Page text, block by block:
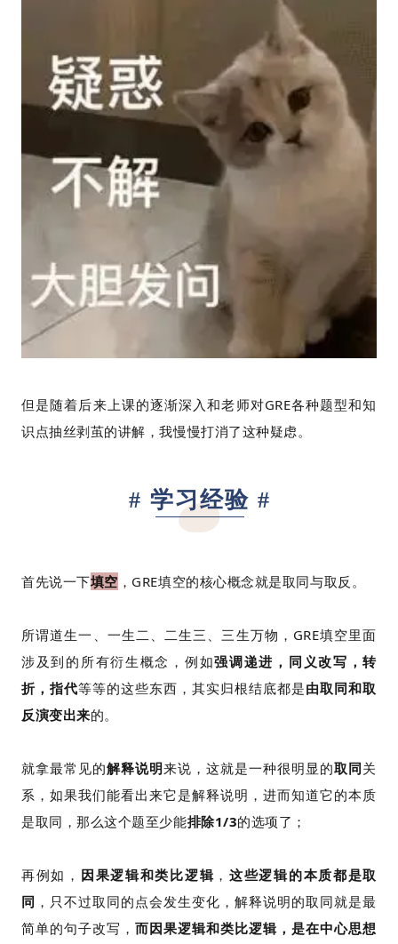
但是随着后来上课的逐渐深入和老师对GRE各种题型和知
识点抽丝剥茧的讲解，我慢慢打消了这种疑虑。
# 学习经验 #
首先说一下填空 ，GRE填空的核心概念就是取同与取反。
所谓道生一、一生二、二生三、三生万物，GRE填空里面
涉及到的所有衍生概念，例如强调递进，同义改写，转
折，指代等等的这些东西，其实归根结底都是由取同和取
反演变出来的。
就拿最常见的解释说明来说，这就是一种很明显的取同关
系，如果我们能看出来它是解释说明，进而知道它的本质
是取同，那么这个题至少能排除1/3的选项了；
再例如， 因果逻辑和类比逻辑 ，这些逻辑的本质都是取
同 ，只不过取同的点会发生变化，解释说明的取同就是最
简单的句子改写，而因果逻辑和类比逻辑，是在中心思想